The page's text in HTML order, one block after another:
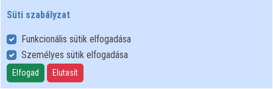
A körmendi lakosság nyelvi múltja
Süti szabályzat
Funkcionális sütik elfogadása
Személyes sütik elfogadása
Elfogad Elutasít